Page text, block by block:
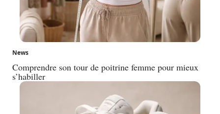
News
Comprendre son tour de poitrine femme pour mieux
s’habiller